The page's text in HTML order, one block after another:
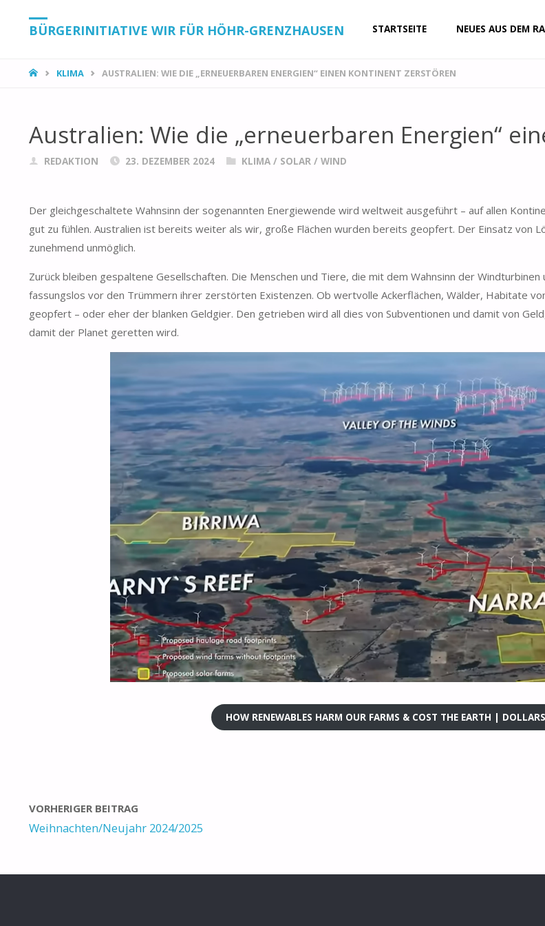
BÜRGERINITIATIVE WIR FÜR HÖHR-GRENZHAUSEN STARTSEITE NEUES AUS DEM
STARTKLIMA AUSTRALIEN: WIE DIE „ERNEUERBAREN ENERGIEN“ EINEN KONTINENT ZERSTÖREN
Australien: Wie die „erneuerbaren Energien“
REDAKTION 23. DEZEMBER 2024 KLIMA/ SOLAR/ WIND
Der gleichgeschaltete Wahnsinn der sogenannten Energiewende wird weltweit ausgeführt – auf allen
gut zu fühlen. Australien ist bereits weiter als wir, große Flächen wurden bereits geopfert. Der Einsatz von
zunehmend unmöglich.
Zurück bleiben gespaltene Gesellschaften. Die Menschen und Tiere, die mit dem Wahnsinn der
fassungslos vor den Trümmern ihrer zerstörten Existenzen. Ob wertvolle Ackerflächen, Wälder, Habitate
geopfert – oder eher der blanken Geldgier. Den getrieben wird all dies von Subventionen und damit von
damit der Planet geretten wird.
HOW RENEWABLES HARM OUR FARMS & COST THE EARTH |
VORHERIGER BEITRAG
Weihnachten/Neujahr 2024/2025